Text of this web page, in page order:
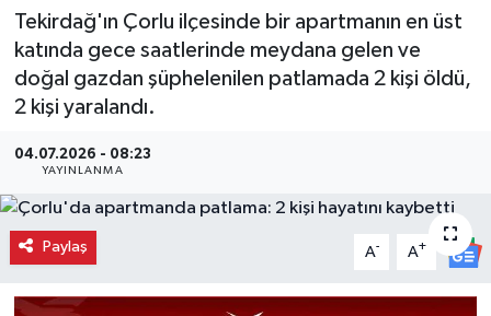
Tekirdağ'ın Çorlu ilçesinde bir apartmanın en üst
katında gece saatlerinde meydana gelen ve
doğal gazdan şüphelenilen patlamada 2 kişi öldü,
2 kişi yaralandı.
04.07.2026 - 08:23
YAYINLANMA
Paylaş A- A+
Turizm
E-Gazete
Son Dakika Haberleri
Haber Arşivi